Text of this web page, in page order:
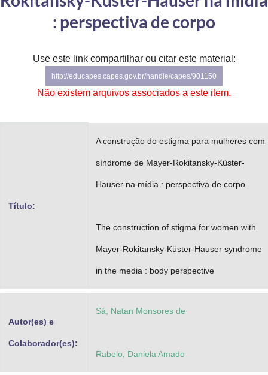
Gabinete de Segurança Institucional
: perspectiva de corpo
Use este link compartilhar ou citar este material:
http://educapes.capes.gov.br/handle/capes/901150
Não existem arquivos associados a este item.
Título:
A construção do estigma para mulheres com
síndrome de Mayer-Rokitansky-Küster-
Hauser na mídia : perspectiva de corpo
The construction of stigma for women with
Mayer-Rokitansky-Küster-Hauser syndrome
in the media : body perspective
Autor(es) e
Colaborador(es):
Sá, Natan Monsores de
Rabelo, Daniela Amado